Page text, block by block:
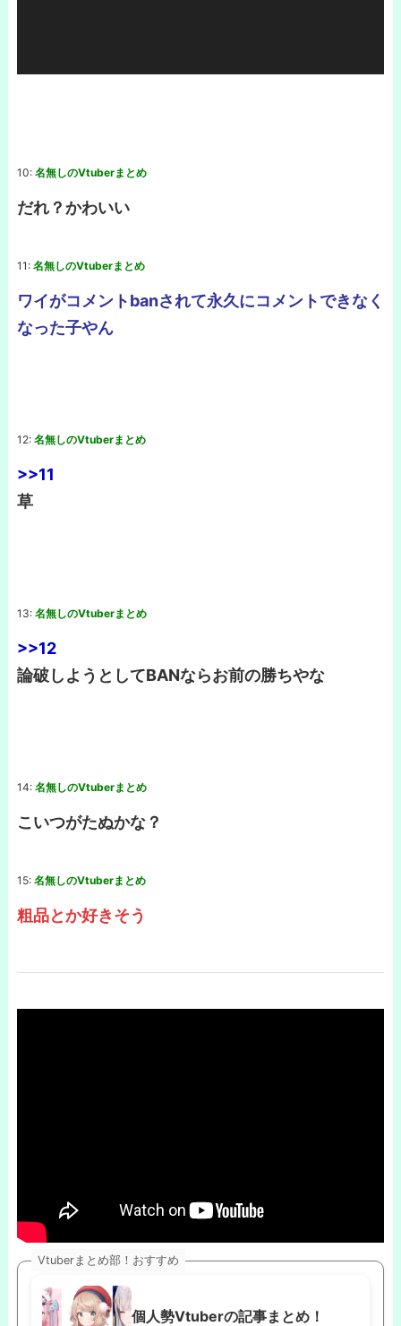
10: 名無しのVtuberまとめ
だれ？かわいい
11: 名無しのVtuberまとめ
ワイがコメントbanされて永久にコメントできなく
なった子やん
12: 名無しのVtuberまとめ
>>11
草
13: 名無しのVtuberまとめ
>>12
論破しようとしてBANならお前の勝ちやな
14: 名無しのVtuberまとめ
こいつがたぬかな？
15: 名無しのVtuberまとめ
粗品とか好きそう
Vtuberまとめ部！おすすめ
個人勢Vtuberの記事まとめ！